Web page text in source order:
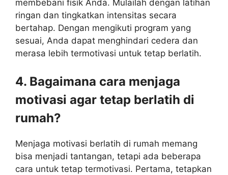
membebani fisik Anda. Mulailah dengan latihan
ringan dan tingkatkan intensitas secara
bertahap. Dengan mengikuti program yang
sesuai, Anda dapat menghindari cedera dan
merasa lebih termotivasi untuk tetap berlatih.
4. Bagaimana cara menjaga
motivasi agar tetap berlatih di
rumah?
Menjaga motivasi berlatih di rumah memang
bisa menjadi tantangan, tetapi ada beberapa
cara untuk tetap termotivasi. Pertama, tetapkan